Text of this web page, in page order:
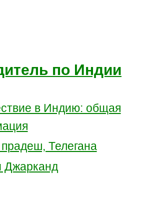
по Индии
в Индию: общая
Телегана
Джарканд